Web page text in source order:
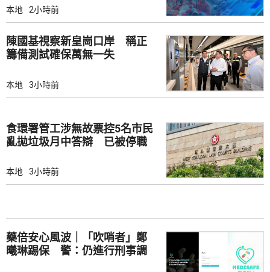
本地 2小時前
陳國基視察新皇崗口岸 稱正
籌備測試確保萬無一失
本地 3小時前
食環署管工涉無故票控5名市民
亂拋垃圾月中答辯 已被停職
本地 3小時前
藥倍安心風波｜「吹哨者」鄭
曦琳踢保 警：仍進行刑事調